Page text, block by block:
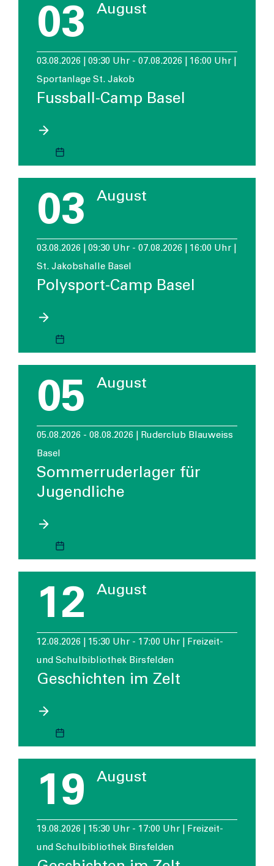
03 August
03.08.2026 | 09:30 Uhr - 07.08.2026 | 16:00 Uhr |
Sportanlage St. Jakob
Fussball-Camp Basel
03 August
03.08.2026 | 09:30 Uhr - 07.08.2026 | 16:00 Uhr |
St. Jakobshalle Basel
Polysport-Camp Basel
05 August
05.08.2026 - 08.08.2026 | Ruderclub Blauweiss
Basel
Sommerruderlager für
Jugendliche
12 August
12.08.2026 | 15:30 Uhr - 17:00 Uhr | Freizeit-
und Schulbibliothek Birsfelden
Geschichten im Zelt
19 August
19.08.2026 | 15:30 Uhr - 17:00 Uhr | Freizeit-
und Schulbibliothek Birsfelden